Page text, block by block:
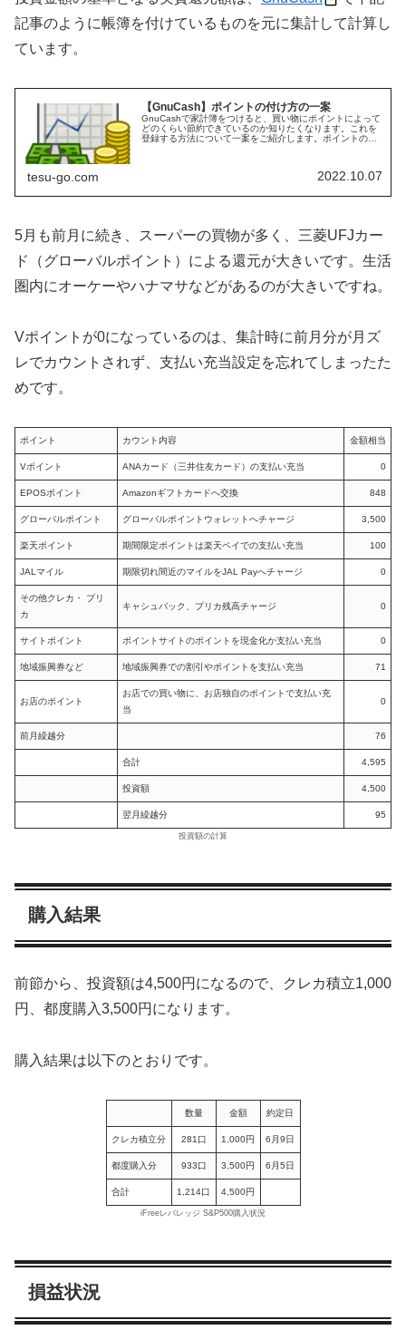
記事のように帳簿を付けているものを元に集計して計算し
ています。
【GnuCash】ポイントの付け方の一案
GnuCashで家計簿をつけると、買い物にポイントによって
どのくらい節約できているのか知りたくなります。これを
登録する方法について一案をご紹介します。ポイントの管
tesu-go.com 2022.10.07
5月も前月に続き、スーパーの買物が多く、三菱UFJカー
ド（グローバルポイント）による還元が大きいです。生活
圏内にオーケーやハナマサなどがあるのが大きいですね。
Vポイントが0になっているのは、集計時に前月分が月ズ
レでカウントされず、支払い充当設定を忘れてしまったた
めです。
ポイント カウント内容 金額相当
Vポイント ANAカード（三井住友カード）の支払い充当 0
EPOSポイント Amazonギフトカードへ交換 848
グローバルポイント グローバルポイントウォレットへチャージ 3,500
楽天ポイント 期間限定ポイントは楽天ペイでの支払い充当 100
JALマイル 期限切れ間近のマイルをJAL Payへチャージ 0
その他クレカ・ プリ
カ
キャシュバック、プリカ残高チャージ 0
サイトポイント ポイントサイトのポイントを現金化か支払い充当 0
地域振興券など 地域振興券での割引やポイントを支払い充当 71
お店のポイント
お店での買い物に、お店独自のポイントで支払い充
当
0
前月繰越分 76
合計 4,595
投資額 4,500
翌月繰越分 95
投資額の計算
購入結果
前節から、投資額は4,500円になるので、クレカ積立1,000
円、都度購入3,500円になります。
購入結果は以下のとおりです。
数量 金額 約定日
クレカ積立分 281口 1,000円 6月9日
都度購入分 933口 3,500円 6月5日
合計 1,214口 4,500円
iFreeレバレッジ S&P500購入状況
損益状況